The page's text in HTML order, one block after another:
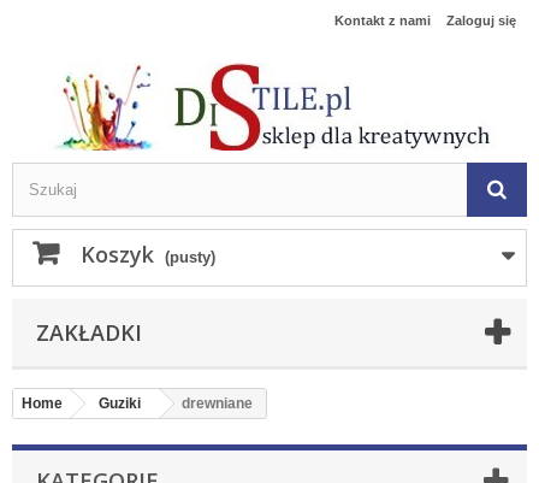
Zaloguj się
Kontakt z nami
Koszyk (pusty)
ZAKŁADKI
Home Guziki drewniane